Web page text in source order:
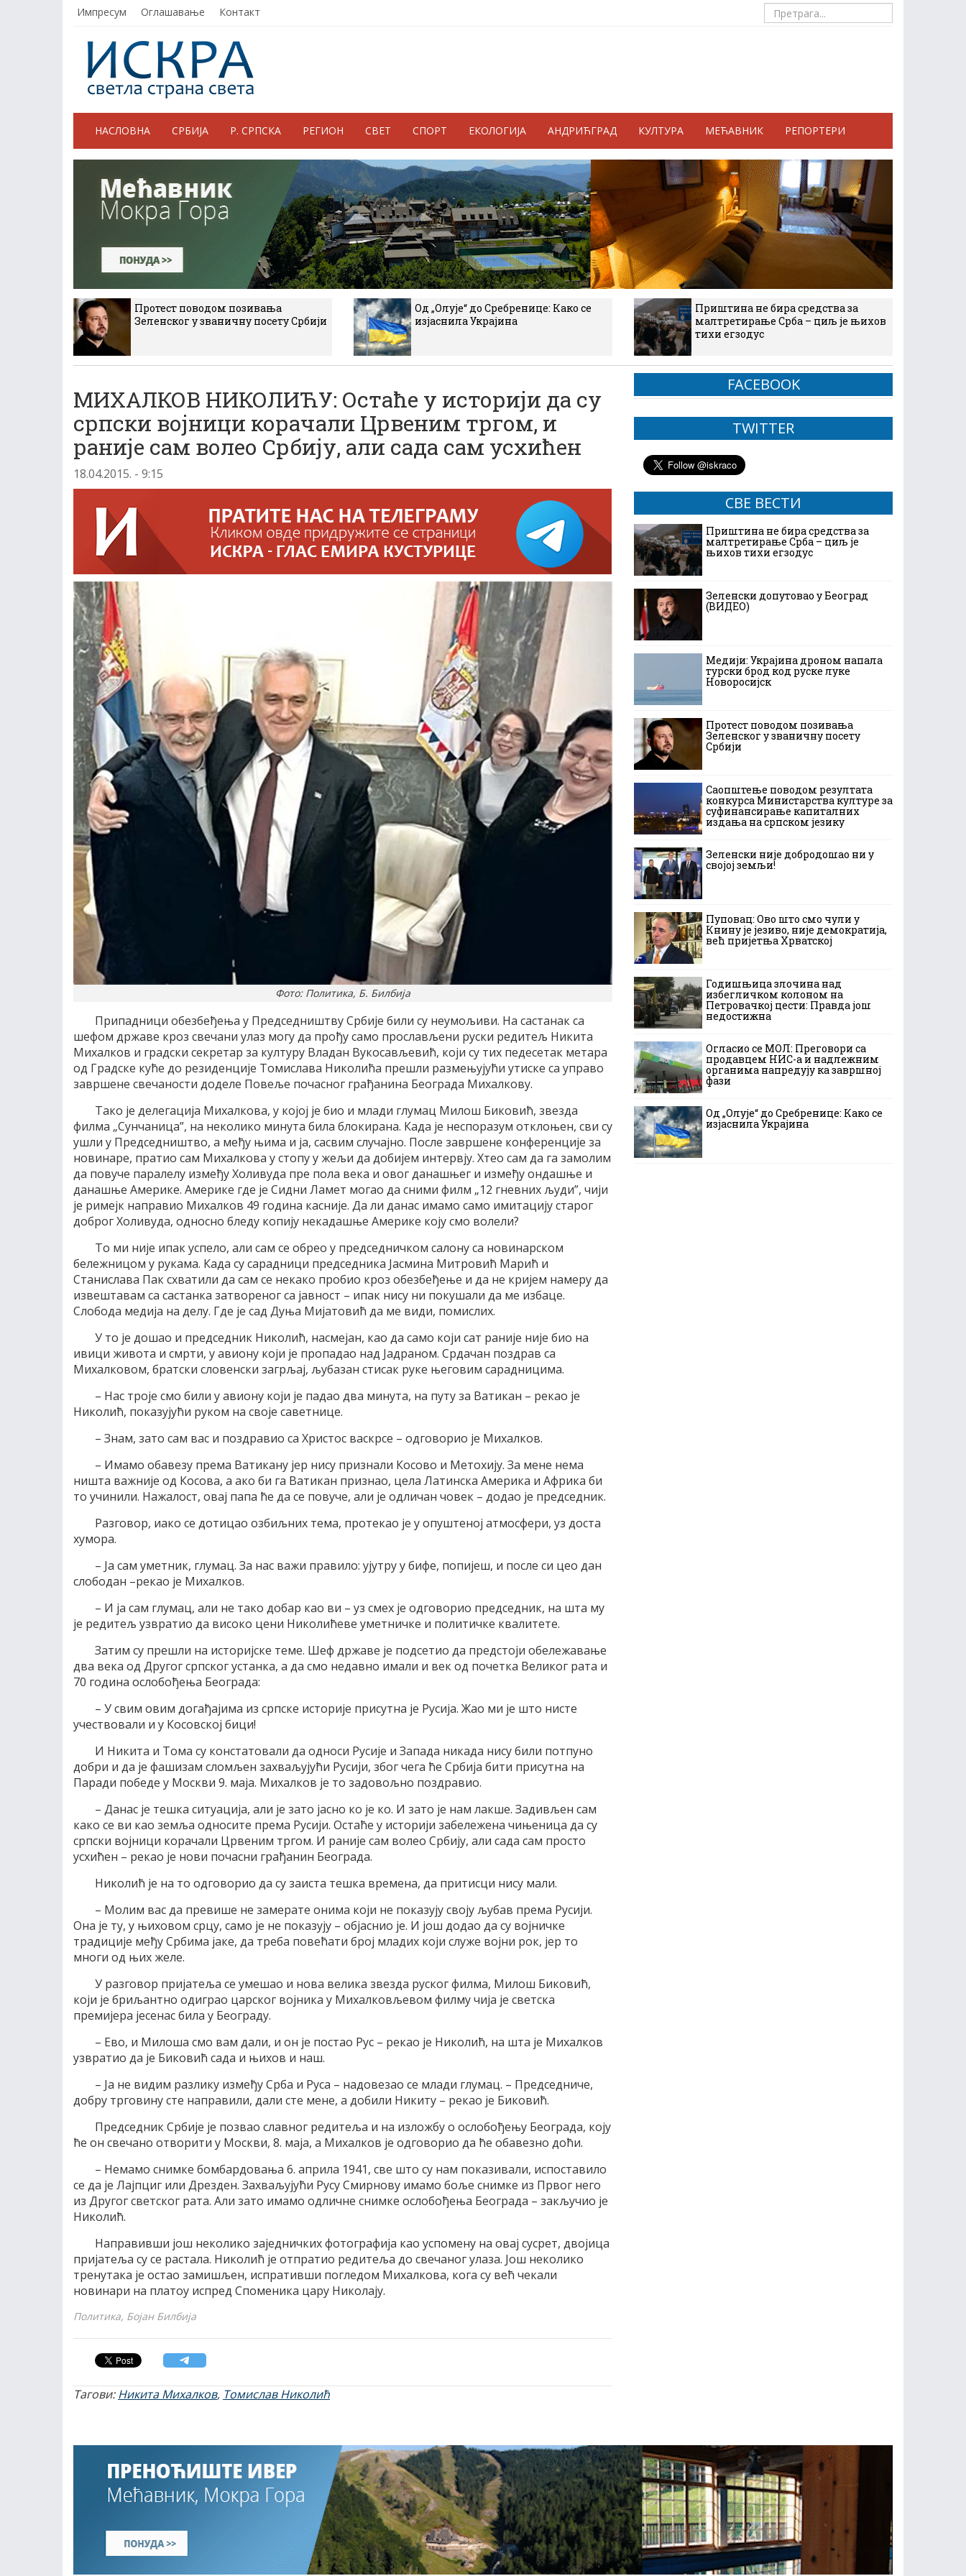
Импресум Оглашавање Контакт
НАСЛОВНА СРБИЈА Р. СРПСКА РЕГИОН СВЕТ СПОРТ ЕКОЛОГИЈА АНДРИЋГРАД КУЛТУРА МЕЋАВНИК РЕПОРТЕРИ
Протест поводом позивања
Зеленског у званичну посету Србији
Од „Олује“ до Сребренице: Како се
изјаснила Украјина
Приштина не бира средства за
малтретирање Срба – циљ је њихов
тихи егзодус
МИХАЛКОВ НИКОЛИЋУ: Остаће у историји да су
српски војници корачали Црвеним тргом, и
раније сам волео Србију, али сада сам усхићен
18.04.2015. - 9:15
Фото: Политика, Б. Билбија
Припадници обезбеђења у Председништву Србије били су неумољиви. На састанак са
шефом државе кроз свечани улаз могу да прођу само прослављени руски редитељ Никита
Михалков и градски секретар за културу Владан Вукосављевић, који су тих педесетак метара
од Градске куће до резиденције Томислава Николића прешли размењујући утиске са управо
завршене свечаности доделе Повеље почасног грађанина Београда Михалкову.
Тако је делегација Михалкова, у којој је био и млади глумац Милош Биковић, звезда
филма „Сунчаница”, на неколико минута била блокирана. Када је неспоразум отклоњен, сви су
ушли у Председништво, а међу њима и ја, сасвим случајно. После завршене конференције за
новинаре, пратио сам Михалкова у стопу у жељи да добијем интервју. Хтео сам да га замолим
да повуче паралелу између Холивуда пре пола века и овог данашњег и између ондашње и
данашње Америке. Америке где је Сидни Ламет могао да сними филм „12 гневних људи”, чији
је римејк направио Михалков 49 година касније. Да ли данас имамо само имитацију старог
доброг Холивуда, односно бледу копију некадашње Америке коју смо волели?
То ми није ипак успело, али сам се обрео у председничком салону са новинарском
бележницом у рукама. Када су сарадници председника Јасмина Митровић Марић и
Станислава Пак схватили да сам се некако пробио кроз обезбеђење и да не кријем намеру да
извештавам са састанка затвореног са јавност – ипак нису ни покушали да ме избаце.
Слобода медија на делу. Где је сад Дуња Мијатовић да ме види, помислих.
У то је дошао и председник Николић, насмејан, као да само који сат раније није био на
ивици живота и смрти, у авиону који је пропадао над Јадраном. Срдачан поздрав са
Михалковом, братски словенски загрљај, љубазан стисак руке његовим сарадницима.
– Нас троје смо били у авиону који је падао два минута, на путу за Ватикан – рекао је
Николић, показујући руком на своје саветнице.
– Знам, зато сам вас и поздравио са Христос васкрсе – одговорио је Михалков.
– Имамо обавезу према Ватикану јер нису признали Косово и Метохију. За мене нема
ништа важније од Косова, а ако би га Ватикан признао, цела Латинска Америка и Африка би
то учинили. Нажалост, овај папа ће да се повуче, али је одличан човек – додао је председник.
Разговор, иако се дотицао озбиљних тема, протекао је у опуштеној атмосфери, уз доста
хумора.
– Ја сам уметник, глумац. За нас важи правило: ујутру у бифе, попијеш, и после си цео дан
слободан –рекао је Михалков.
– И ја сам глумац, али не тако добар као ви – уз смех је одговорио председник, на шта му
је редитељ узвратио да високо цени Николићеве уметничке и политичке квалитете.
Затим су прешли на историјске теме. Шеф државе је подсетио да предстоји обележавање
два века од Другог српског устанка, а да смо недавно имали и век од почетка Великог рата и
70 година ослобођења Београда:
– У свим овим догађајима из српске историје присутна је Русија. Жао ми је што нисте
учествовали и у Косовској бици!
И Никита и Тома су констатовали да односи Русије и Запада никада нису били потпуно
добри и да је фашизам сломљен захваљујући Русији, због чега ће Србија бити присутна на
Паради победе у Москви 9. маја. Михалков је то задовољно поздравио.
– Данас је тешка ситуација, али је зато јасно ко је ко. И зато је нам лакше. Задивљен сам
како се ви као земља односите према Русији. Остаће у историји забележена чињеница да су
српски војници корачали Црвеним тргом. И раније сам волео Србију, али сада сам просто
усхићен – рекао је нови почасни грађанин Београда.
Николић је на то одговорио да су заиста тешка времена, да притисци нису мали.
– Молим вас да превише не замерате онима који не показују своју љубав према Русији.
Она је ту, у њиховом срцу, само је не показују – објаснио је. И још додао да су војничке
традиције међу Србима јаке, да треба повећати број младих који служе војни рок, јер то
многи од њих желе.
У разговор пријатеља се умешао и нова велика звезда руског филма, Милош Биковић,
који је бриљантно одиграо царског војника у Михалковљевом филму чија је светска
премијера јесенас била у Београду.
– Ево, и Милоша смо вам дали, и он је постао Рус – рекао је Николић, на шта је Михалков
узвратио да је Биковић сада и њихов и наш.
– Ја не видим разлику између Срба и Руса – надовезао се млади глумац. – Председниче,
добру трговину сте направили, дали сте мене, а добили Никиту – рекао је Биковић.
Председник Србије је позвао славног редитеља и на изложбу о ослобођењу Београда, коју
ће он свечано отворити у Москви, 8. маја, а Михалков је одговорио да ће обавезно доћи.
– Немамо снимке бомбардовања 6. априла 1941, све што су нам показивали, испоставило
се да је Лајпциг или Дрезден. Захваљујући Русу Смирнову имамо боље снимке из Првог него
из Другог светског рата. Али зато имамо одличне снимке ослобођења Београда – закључио је
Николић.
Направивши још неколико заједничких фотографија као успомену на овај сусрет, двојица
пријатеља су се растала. Николић је отпратио редитеља до свечаног улаза. Још неколико
тренутака је остао замишљен, испративши погледом Михалкова, кога су већ чекали
новинари на платоу испред Споменика цару Николају.
Политика, Бојан Билбија
Тагови:Никита Михалков, Томислав Николић
FACEBOOK
TWITTER
СВЕ ВЕСТИ
Приштина не бира средства за
малтретирање Срба – циљ је
њихов тихи егзодус
Зеленски допутовао у Београд
(ВИДЕО)
Медији: Украјина дроном напала
турски брод код руске луке
Новоросијск
Протест поводом позивања
Зеленског у званичну посету
Србији
Саопштење поводом резултата
конкурса Министарства културе за
суфинансирање капиталних
издања на српском језику
Зеленски није добродошао ни у
својој земљи!
Пуповац: Ово што смо чули у
Книну је језиво, није демократија,
већ пријетња Хрватској
Годишњица злочина над
избегличком колоном на
Петровачкој цести: Правда још
недостижна
Огласио се МОЛ: Преговори са
продавцем НИС-а и надлежним
органима напредују ка завршној
фази
Од „Олује“ до Сребренице: Како се
изјаснила Украјина